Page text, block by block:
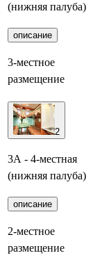
(нижняя палуба)
описание
3-местное
размещение
2
3А - 4-местная
(нижняя палуба)
описание
2-местное
размещение